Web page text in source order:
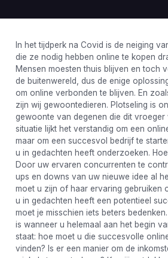
In het tijdperk na Covid is de neiging
die ze nodig hebben online te kopen
Mensen moesten thuis blijven en toch
de buitenwereld, dus de enige
om online verbonden te blijven. En
zijn wij gewoontedieren. Plotseling is
gewoonte van degenen die dit vroeger
situatie lijkt het verstandig om een
maar om een ​​succesvol bedrijf te
u in gedachten heeft onderzoeken.
Door uw ervaren concurrenten te
ups en downs van uw nieuwe idee al
moet u zijn of haar ervaring gebruiken
u in gedachten heeft een potentieel
moet je misschien iets beters
is wanneer u helemaal aan het begin
staat: hoe moet u die succesvolle
vinden? Is er een manier om de